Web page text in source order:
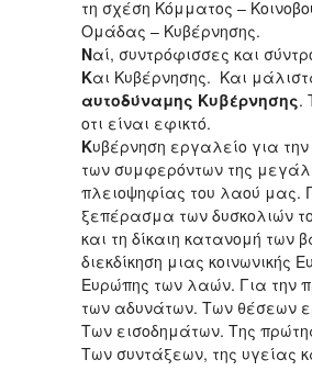
τη σχέση Κόμματος –
Ομάδας – Κυβέρνησης.
Ναί, συντρόφισσες και
Και Κυβέρνησης. Και
αυτοδύναμης Κυβέρνησης.
οτι είναι εφικτό.
Κυβέρνηση εργαλείο για
των συμφερόντων της
πλειοψηφίας του λαού μας.
ξεπέρασμα των δυσκολιών
και τη δίκαιη κατανομή των
διεκδίκηση μιας κοινωνικής
Ευρώπης των λαών. Για την
των αδυνάτων. Των θέσεων
Των εισοδημάτων. Της
Των συντάξεων, της υγείας